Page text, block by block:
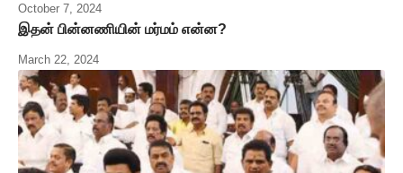
October 7, 2024
இதன் பின்னணியின் மர்மம் என்ன?
March 22, 2024